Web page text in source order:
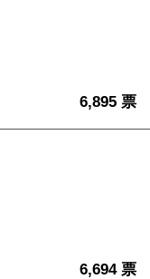
6,895 票
6,694 票